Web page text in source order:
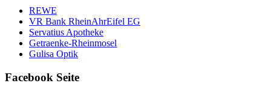
REWE
VR Bank RheinAhrEifel EG
Servatius Apotheke
Getraenke-Rheinmosel
Gulisa Optik
Facebook Seite